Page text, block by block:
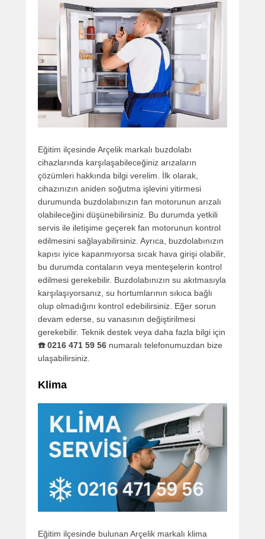
Eğitim ilçesinde Arçelik markalı buzdolabı
cihazlarında karşılaşabileceğiniz arızaların
çözümleri hakkında bilgi verelim. İlk olarak,
cihazınızın aniden soğutma işlevini yitirmesi
durumunda buzdolabınızın fan motorunun arızalı
olabileceğini düşünebilirsiniz. Bu durumda yetkili
servis ile iletişime geçerek fan motorunun kontrol
edilmesini sağlayabilirsiniz. Ayrıca, buzdolabınızın
kapısı iyice kapanmıyorsa sıcak hava girişi olabilir,
bu durumda contaların veya menteşelerin kontrol
edilmesi gerekebilir. Buzdolabınızın su akıtmasıyla
karşılaşıyorsanız, su hortumlarının sıkıca bağlı
olup olmadığını kontrol edebilirsiniz. Eğer sorun
devam ederse, su vanasının değiştirilmesi
gerekebilir. Teknik destek veya daha fazla bilgi için
☎️ 0216 471 59 56 numaralı telefonumuzdan bize
ulaşabilirsiniz.
Klima
Eğitim ilçesinde bulunan Arçelik markalı klima